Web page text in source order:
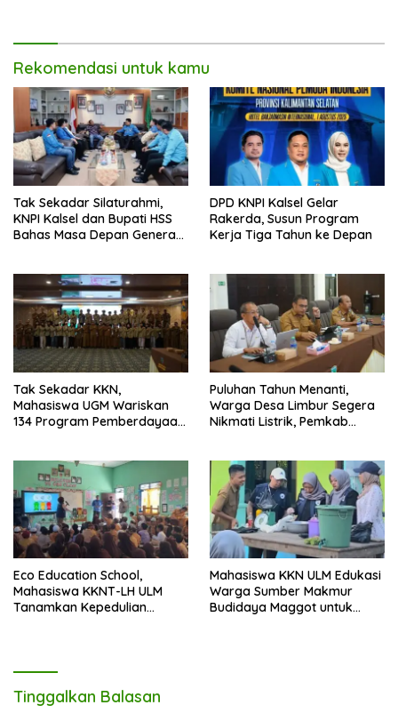
Rekomendasi untuk kamu
Tak Sekadar Silaturahmi,
KNPI Kalsel dan Bupati HSS
Bahas Masa Depan Generasi
DPD KNPI Kalsel Gelar
Rakerda, Susun Program
Kerja Tiga Tahun ke Depan
Tak Sekadar KKN,
Mahasiswa UGM Wariskan
134 Program Pemberdayaan
Puluhan Tahun Menanti,
Warga Desa Limbur Segera
Nikmati Listrik, Pemkab
Eco Education School,
Mahasiswa KKNT-LH ULM
Tanamkan Kepedulian
Mahasiswa KKN ULM Edukasi
Warga Sumber Makmur
Budidaya Maggot untuk
Tinggalkan Balasan